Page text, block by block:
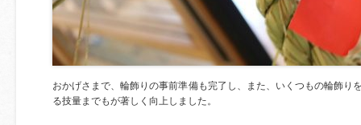
おかげさまで、輪飾りの事前準備も完了し、また、いくつもの輪飾り
る技量までもが著しく向上しました。